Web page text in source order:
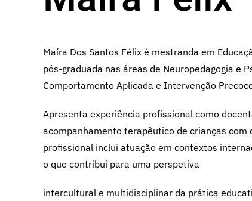
Maíra Dos Santos Félix é mestranda em
pós-graduada nas áreas de Neuropedagogia e
Comportamento Aplicada e Intervenção
Apresenta experiência profissional como
acompanhamento terapêutico de crianças
profissional inclui atuação em contextos
o que contribui para uma perspetiva
intercultural e multidisciplinar da prática